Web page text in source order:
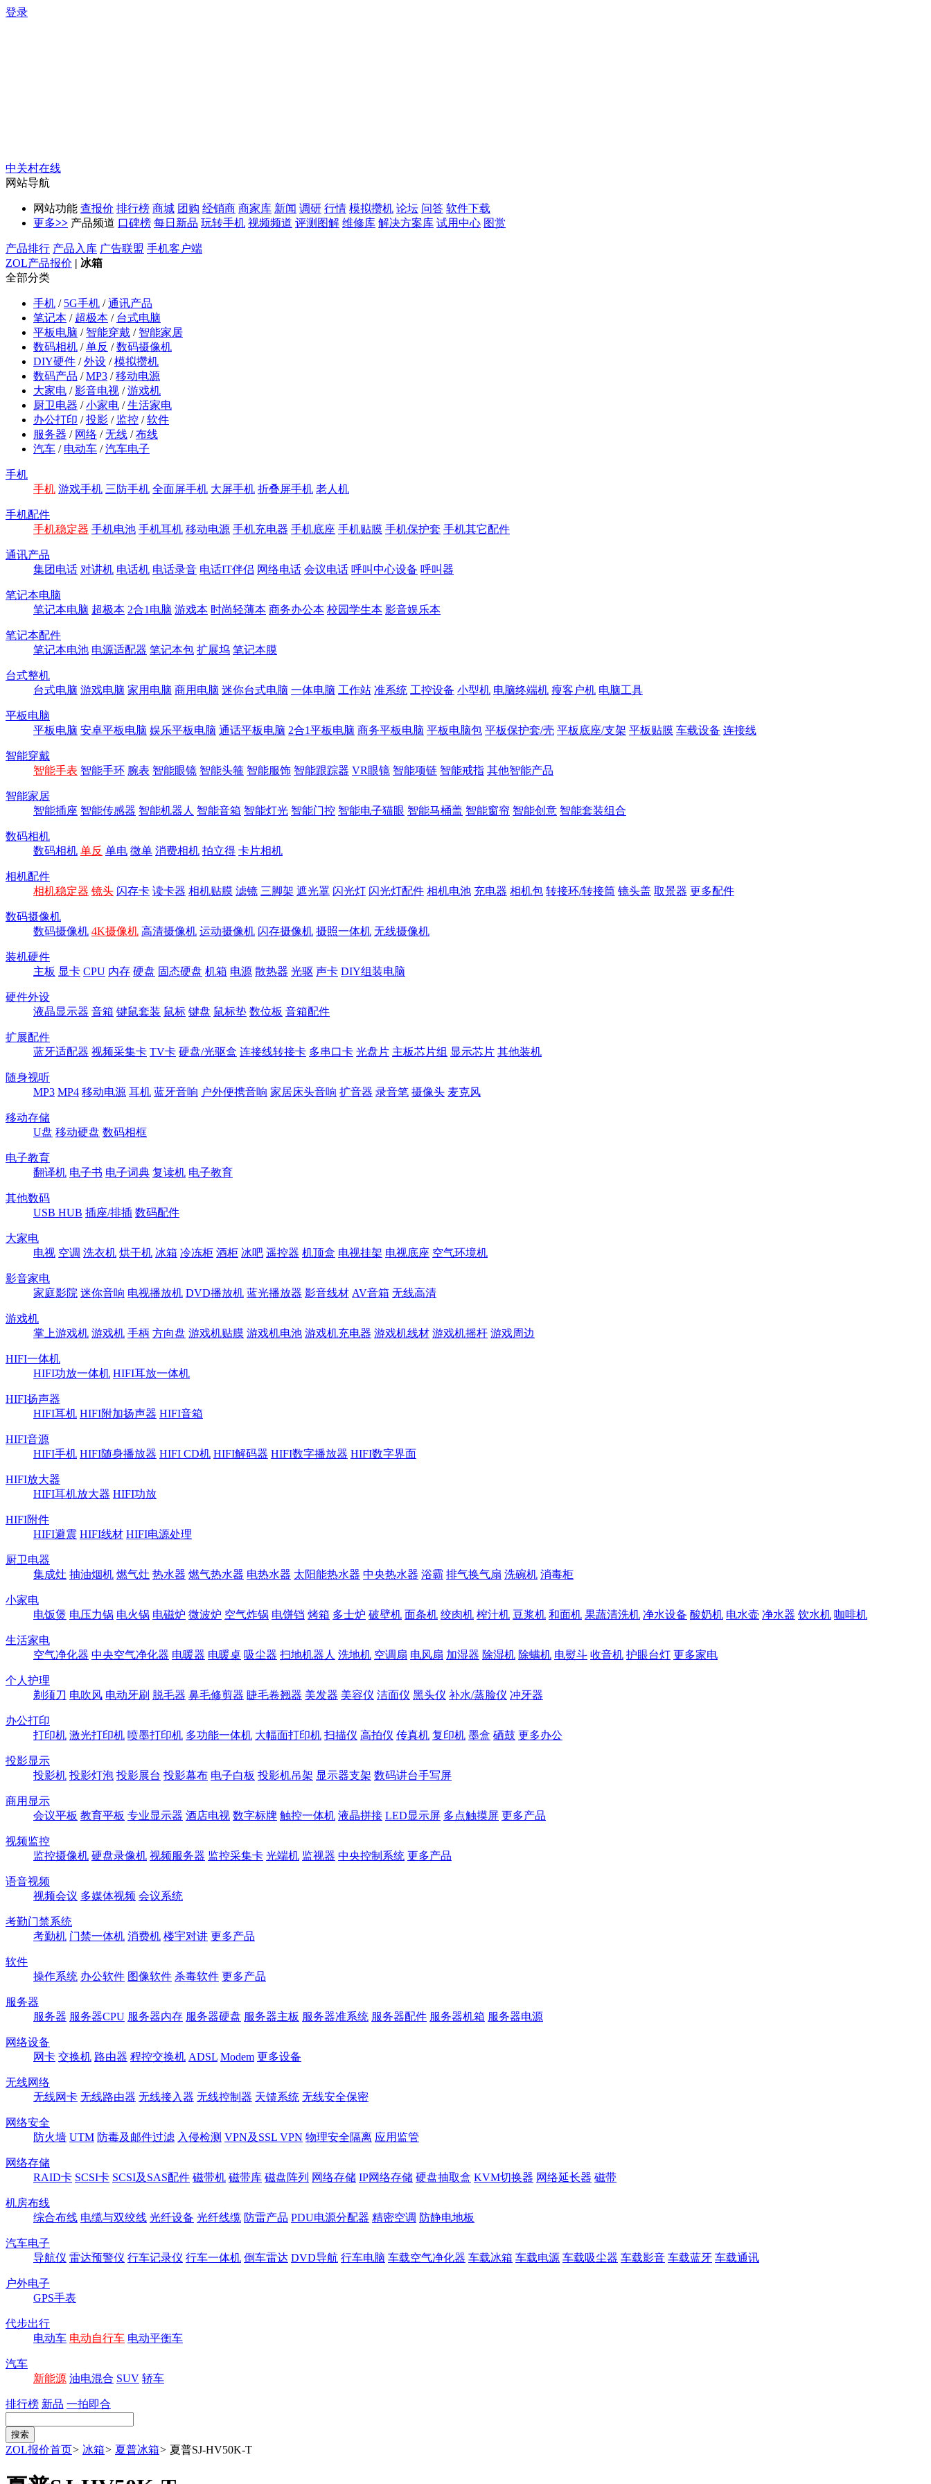
登录
中关村在线
网站导航
网站功能 查报价 排行榜 商城 团购 经销商 商家库 新闻 调研 行情 模拟攒机 论坛 问答 软件下载
更多>> 产品频道 口碑榜 每日新品 玩转手机 视频频道 评测图解 维修库 解决方案库 试用中心 图赏
产品排行 产品入库 广告联盟 手机客户端
ZOL产品报价 | 冰箱
全部分类
手机 / 5G手机 /通讯产品
笔记本 / 超极本 / 台式电脑
平板电脑 / 智能穿戴 / 智能家居
数码相机 /单反 /数码摄像机
DIY硬件 /外设 /模拟攒机
数码产品 /MP3 /移动电源
大家电 /影音电视 /游戏机
厨卫电器 /小家电 /生活家电
办公打印 /投影 / 监控 /软件
服务器 / 网络 /无线 /布线
汽车 / 电动车 /汽车电子
手机
手机 游戏手机 三防手机 全面屏手机 大屏手机 折叠屏手机 老人机
手机配件
手机稳定器 手机电池 手机耳机 移动电源 手机充电器 手机底座 手机贴膜 手机保护套 手机其它配件
通讯产品
集团电话 对讲机 电话机 电话录音 电话IT伴侣 网络电话 会议电话 呼叫中心设备 呼叫器
笔记本电脑
笔记本电脑 超极本 2合1电脑 游戏本 时尚轻薄本 商务办公本 校园学生本 影音娱乐本
笔记本配件
笔记本电池 电源适配器 笔记本包 扩展坞 笔记本膜
台式整机
台式电脑 游戏电脑 家用电脑 商用电脑 迷你台式电脑 一体电脑 工作站 准系统 工控设备 小型机 电脑终端机 瘦客户机 电脑工具
平板电脑
平板电脑 安卓平板电脑 娱乐平板电脑 通话平板电脑 2合1平板电脑 商务平板电脑 平板电脑包 平板保护套/壳 平板底座/支架 平板贴膜 车载设备 连接线
智能穿戴
智能手表 智能手环 腕表 智能眼镜 智能头箍 智能服饰 智能跟踪器 VR眼镜 智能项链 智能戒指 其他智能产品
智能家居
智能插座 智能传感器 智能机器人 智能音箱 智能灯光 智能门控 智能电子猫眼 智能马桶盖 智能窗帘 智能创意 智能套装组合
数码相机
数码相机 单反 单电 微单 消费相机 拍立得 卡片相机
相机配件
相机稳定器 镜头 闪存卡 读卡器 相机贴膜 滤镜 三脚架 遮光罩 闪光灯 闪光灯配件 相机电池 充电器 相机包 转接环/转接筒 镜头盖 取景器 更多配件
数码摄像机
数码摄像机 4K摄像机 高清摄像机 运动摄像机 闪存摄像机 摄照一体机 无线摄像机
装机硬件
主板 显卡 CPU 内存 硬盘 固态硬盘 机箱 电源 散热器 光驱 声卡 DIY组装电脑
硬件外设
液晶显示器 音箱 键鼠套装 鼠标 键盘 鼠标垫 数位板 音箱配件
扩展配件
蓝牙适配器 视频采集卡 TV卡 硬盘/光驱盒 连接线转接卡 多串口卡 光盘片 主板芯片组 显示芯片 其他装机
随身视听
MP3 MP4 移动电源 耳机 蓝牙音响 户外便携音响 家居床头音响 扩音器 录音笔 摄像头 麦克风
移动存储
U盘 移动硬盘 数码相框
电子教育
翻译机 电子书 电子词典 复读机 电子教育
其他数码
USB HUB 插座/排插 数码配件
大家电
电视 空调 洗衣机 烘干机 冰箱 冷冻柜 酒柜 冰吧 遥控器 机顶盒 电视挂架 电视底座 空气环境机
影音家电
家庭影院 迷你音响 电视播放机 DVD播放机 蓝光播放器 影音线材 AV音箱 无线高清
游戏机
掌上游戏机 游戏机 手柄 方向盘 游戏机贴膜 游戏机电池 游戏机充电器 游戏机线材 游戏机摇杆 游戏周边
HIFI一体机
HIFI功放一体机 HIFI耳放一体机
HIFI扬声器
HIFI耳机 HIFI附加扬声器 HIFI音箱
HIFI音源
HIFI手机 HIFI随身播放器 HIFI CD机 HIFI解码器 HIFI数字播放器 HIFI数字界面
HIFI放大器
HIFI耳机放大器 HIFI功放
HIFI附件
HIFI避震 HIFI线材 HIFI电源处理
厨卫电器
集成灶 抽油烟机 燃气灶 热水器 燃气热水器 电热水器 太阳能热水器 中央热水器 浴霸 排气换气扇 洗碗机 消毒柜
小家电
电饭煲 电压力锅 电火锅 电磁炉 微波炉 空气炸锅 电饼铛 烤箱 多士炉 破壁机 面条机 绞肉机 榨汁机 豆浆机 和面机 果蔬清洗机 净水设备 酸奶机 电水壶 净水器 饮水机 咖啡机
生活家电
空气净化器 中央空气净化器 电暖器 电暖桌 吸尘器 扫地机器人 洗地机 空调扇 电风扇 加湿器 除湿机 除螨机 电熨斗 收音机 护眼台灯 更多家电
个人护理
剃须刀 电吹风 电动牙刷 脱毛器 鼻毛修剪器 睫毛卷翘器 美发器 美容仪 洁面仪 黑头仪 补水/蒸脸仪 冲牙器
办公打印
打印机 激光打印机 喷墨打印机 多功能一体机 大幅面打印机 扫描仪 高拍仪 传真机 复印机 墨盒 硒鼓 更多办公
投影显示
投影机 投影灯泡 投影展台 投影幕布 电子白板 投影机吊架 显示器支架 数码讲台手写屏
商用显示
会议平板 教育平板 专业显示器 酒店电视 数字标牌 触控一体机 液晶拼接 LED显示屏 多点触摸屏 更多产品
视频监控
监控摄像机 硬盘录像机 视频服务器 监控采集卡 光端机 监视器 中央控制系统 更多产品
语音视频
视频会议 多媒体视频 会议系统
考勤门禁系统
考勤机 门禁一体机 消费机 楼宇对讲 更多产品
软件
操作系统 办公软件 图像软件 杀毒软件 更多产品
服务器
服务器 服务器CPU 服务器内存 服务器硬盘 服务器主板 服务器准系统 服务器配件 服务器机箱 服务器电源
网络设备
网卡 交换机 路由器 程控交换机 ADSL Modem 更多设备
无线网络
无线网卡 无线路由器 无线接入器 无线控制器 天馈系统 无线安全保密
网络安全
防火墙 UTM 防毒及邮件过滤 入侵检测 VPN及SSL VPN 物理安全隔离 应用监管
网络存储
RAID卡 SCSI卡 SCSI及SAS配件 磁带机 磁带库 磁盘阵列 网络存储 IP网络存储 硬盘抽取盒 KVM切换器 网络延长器 磁带
机房布线
综合布线 电缆与双绞线 光纤设备 光纤线缆 防雷产品 PDU电源分配器 精密空调 防静电地板
汽车电子
导航仪 雷达预警仪 行车记录仪 行车一体机 倒车雷达 DVD导航 行车电脑 车载空气净化器 车载冰箱 车载电源 车载吸尘器 车载影音 车载蓝牙 车载通讯
户外电子
GPS手表
代步出行
电动车 电动自行车 电动平衡车
汽车
新能源 油电混合 SUV 轿车
排行榜 新品 一拍即合
ZOL报价首页> 冰箱> 夏普冰箱> 夏普SJ-HV50K-T